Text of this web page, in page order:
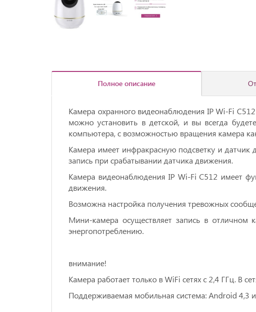
Полное описание
Камера охранного видеонаблюдения IP Wi-Fi
можно установить в детской, и вы всегда
компьютера, с возможностью вращения камера
Камера имеет инфракрасную подсветку и датчик
запись при срабатывании датчика движения.
Камера видеонаблюдения IP Wi-Fi C512 имеет
движения.
Возможна настройка получения тревожных
Мини-камера осуществляет запись в отличном
энергопотреблению.
внимание!
Камера работает только в WiFi сетях с 2,4 ГГц. В
Поддерживаемая мобильная система: Android 4,3